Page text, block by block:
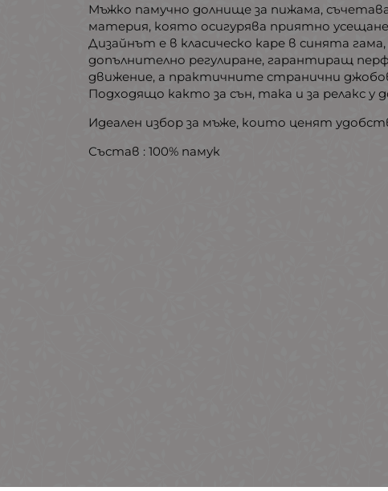
Мъжко памучно долнище за пижама,
материя, която осигурява приятно
Дизайнът е в класическо каре в синята
допълнително регулиране, гарантиращ
движение, а практичните странични
Подходящо както за сън, така и за релакс у
Идеален избор за мъже, които ценят
Състав : 100% памук